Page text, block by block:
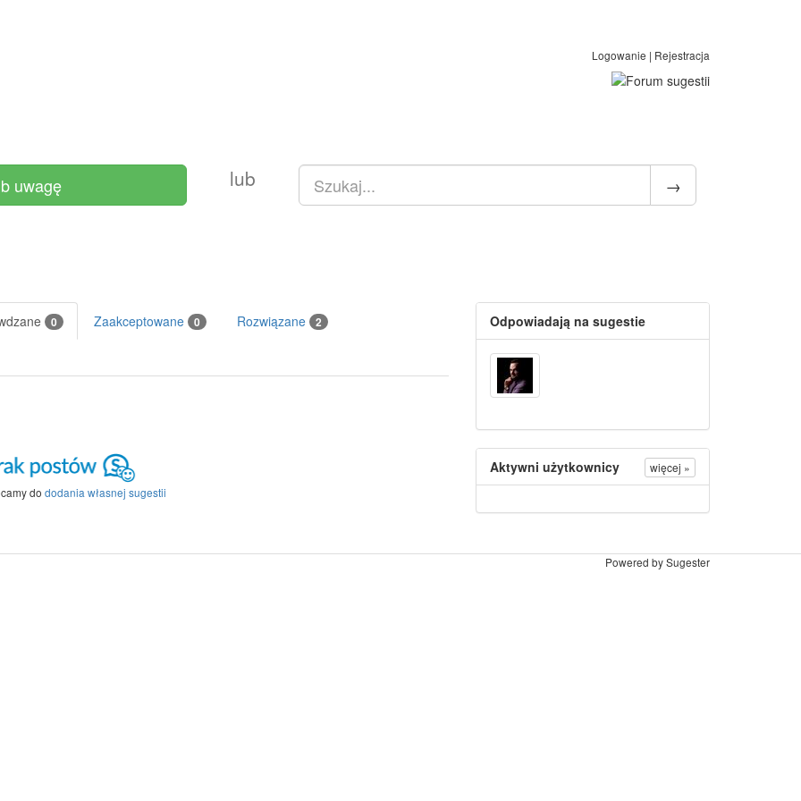
Logowanie | Rejestracja
uwagę lub
0 Zaakceptowane 0 Rozwiązane 2
do dodania własnej sugestii
Odpowiadają na sugestie
Aktywni użytkownicy więcej »
Powered by Sugester